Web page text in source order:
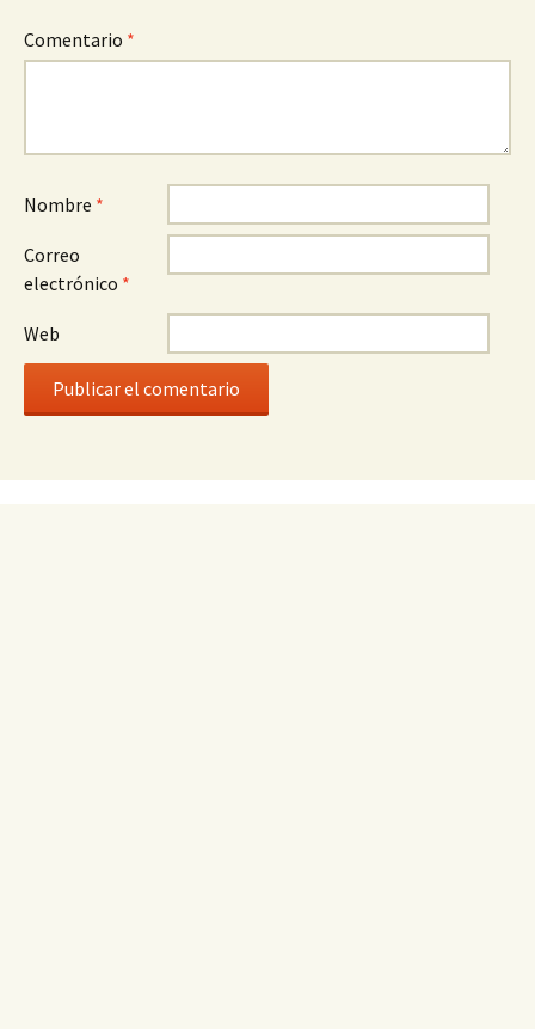
Comentario *
Nombre *
Correo
electrónico *
Web